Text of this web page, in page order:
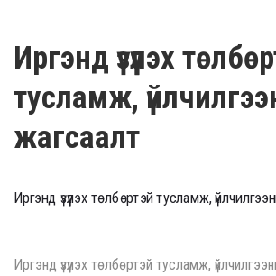
Иргэнд үзүүлэх
тусламж,
жагсаалт
Иргэнд үзүүлэх төлбөртэй тусламж,